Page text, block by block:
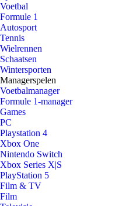
Voetbal
Formule 1
Autosport
Tennis
Wielrennen
Schaatsen
Wintersporten
Managerspelen
Voetbalmanager
Formule 1-manager
Games
PC
Playstation 4
Xbox One
Nintendo Switch
Xbox Series X|S
PlayStation 5
Film & TV
Film